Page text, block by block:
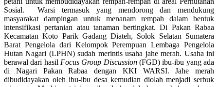
Sosial. Warsi termasuk yang mendorong dan mendukung
masyarakat dampingan untuk menanam rempah dalam bentuk
intensifikasi pertanian atau tanaman bertingkat. Di Pakan Rabaa
Kecamatan Koto Parik Gadang Diateh, Solok Selatan Sumatera
Barat Pengelola dari Kelompok Perempuan Lembaga Pengelola
Hutan Nagari (LPHN) sudah merintis usaha jahe merah. Usaha ini
berawal dari hasil Focus Group Discussion(FGD) ibu-ibu yang ada
di Nagari Pakan Rabaa dengan KKI WARSI. Jahe merah
dibudidayakan oleh ibu-ibu desa kemudian diolah menjadi serbuk